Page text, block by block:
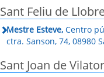
Sant Feliu de
Mestre Esteve, Centro
ctra. Sanson, 74, 08980
Sant Joan de